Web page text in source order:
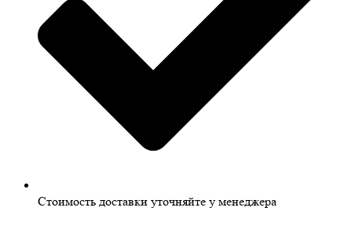
Стоимость доставки уточняйте у менеджера